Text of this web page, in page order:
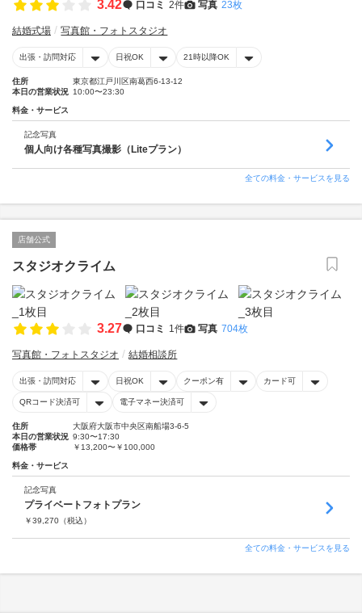
3.42 口コミ 2件 写真 23枚
結婚式場 写真館・フォトスタジオ
出張・訪問対応 日祝OK 21時以降OK
住所
東京都江戸川区南葛西6-13-12
本日の営業状況 10:00〜23:30
料金・サービス
記念写真
個人向け各種写真撮影（Liteプラン）
全ての料金・サービスを見る
店舗公式
スタジオクライム
3.27 口コミ 1件 写真 704枚
写真館・フォトスタジオ 結婚相談所
出張・訪問対応 日祝OK クーポン有 カード可
QRコード決済可 電子マネー決済可
住所
大阪府大阪市中央区南船場3-6-5
本日の営業状況 9:30〜17:30
価格帯
￥13,200〜￥100,000
料金・サービス
記念写真
プライベートフォトプラン
￥39,270 （税込）
全ての料金・サービスを見る